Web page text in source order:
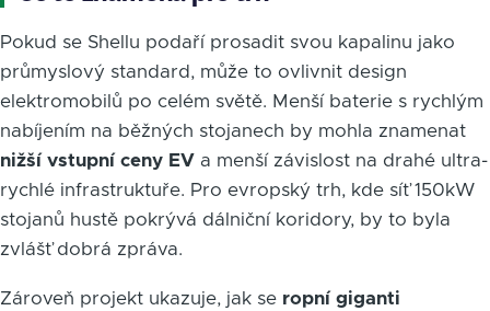
Pokud se Shellu podaří prosadit svou kapalinu jako
průmyslový standard, může to ovlivnit design
elektromobilů po celém světě. Menší baterie s rychlým
nabíjením na běžných stojanech by mohla znamenat
nižší vstupní ceny EV a menší závislost na drahé ultra-
rychlé infrastruktuře. Pro evropský trh, kde síť 150kW
stojanů hustě pokrývá dálniční koridory, by to byla
zvlášť dobrá zpráva.
Zároveň projekt ukazuje, jak se ropní giganti